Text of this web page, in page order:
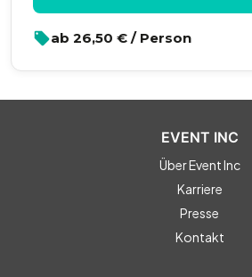
ab 26,50 € / Person
EVENT INC
Über Event Inc
Karriere
Presse
Kontakt